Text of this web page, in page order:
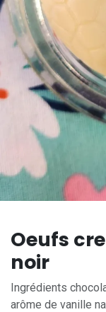
Oeufs
noir
Ingrédients
arôme de vanille